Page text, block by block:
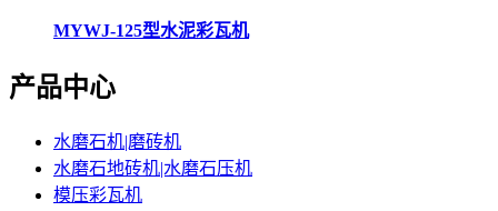
MYWJ-125型水泥彩瓦机
产品中心
水磨石机|磨砖机
水磨石地砖机|水磨石压机
模压彩瓦机